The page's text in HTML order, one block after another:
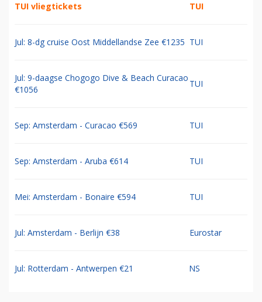
TUI vliegtickets TUI
Jul: 8-dg cruise Oost Middellandse Zee €1235 TUI
Jul: 9-daagse Chogogo Dive & Beach Curacao
€1056
TUI
Sep: Amsterdam - Curacao €569 TUI
Sep: Amsterdam - Aruba €614 TUI
Mei: Amsterdam - Bonaire €594 TUI
Jul: Amsterdam - Berlijn €38 Eurostar
Jul: Rotterdam - Antwerpen €21 NS